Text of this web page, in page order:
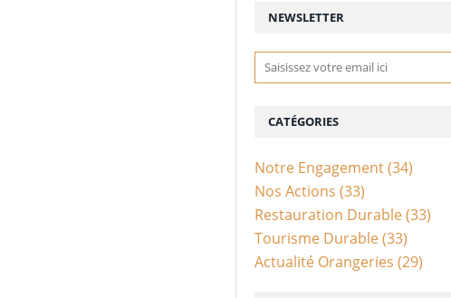
NEWSLETTER
CATÉGORIES
Notre Engagement(34)
Nos Actions (33)
Restauration Durable(33)
Tourisme Durable(33)
Actualité Orangeries (29)